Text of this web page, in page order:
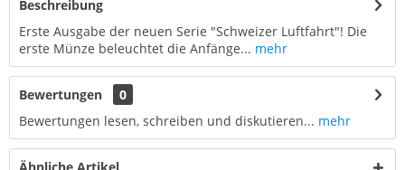
Beschreibung
Erste Ausgabe der neuen Serie "Schweizer Luftfahrt"! Die
erste Münze beleuchtet die Anfänge... mehr
Bewertungen
0
Bewertungen lesen, schreiben und diskutieren... mehr